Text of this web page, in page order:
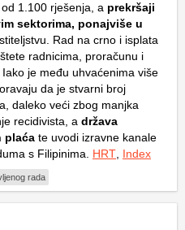
1.100 rješenja, a prekršaji
sektorima, ponajviše u
Rad na crno i isplata
radnicima, proračunu i
je među uhvaćenima više
da je stvarni broj
daleko veći zbog manjka
recidivista, a država
plaća te uvodi izravne kanale
s Filipinima. HRT Index
rada